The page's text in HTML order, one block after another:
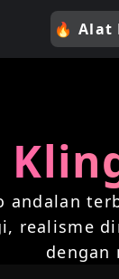
🔥 Alat
andalan
realisme